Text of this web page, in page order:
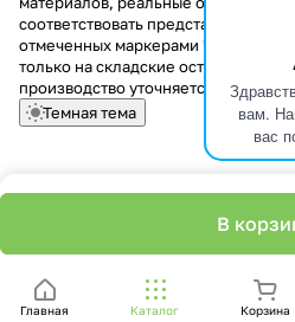
вам.
вас
В
Главная Каталог Корзина
соответствовать представленным
отмеченных маркерами "Скидка!" и
только на складские остатки.
производство уточняется у
Темная тема